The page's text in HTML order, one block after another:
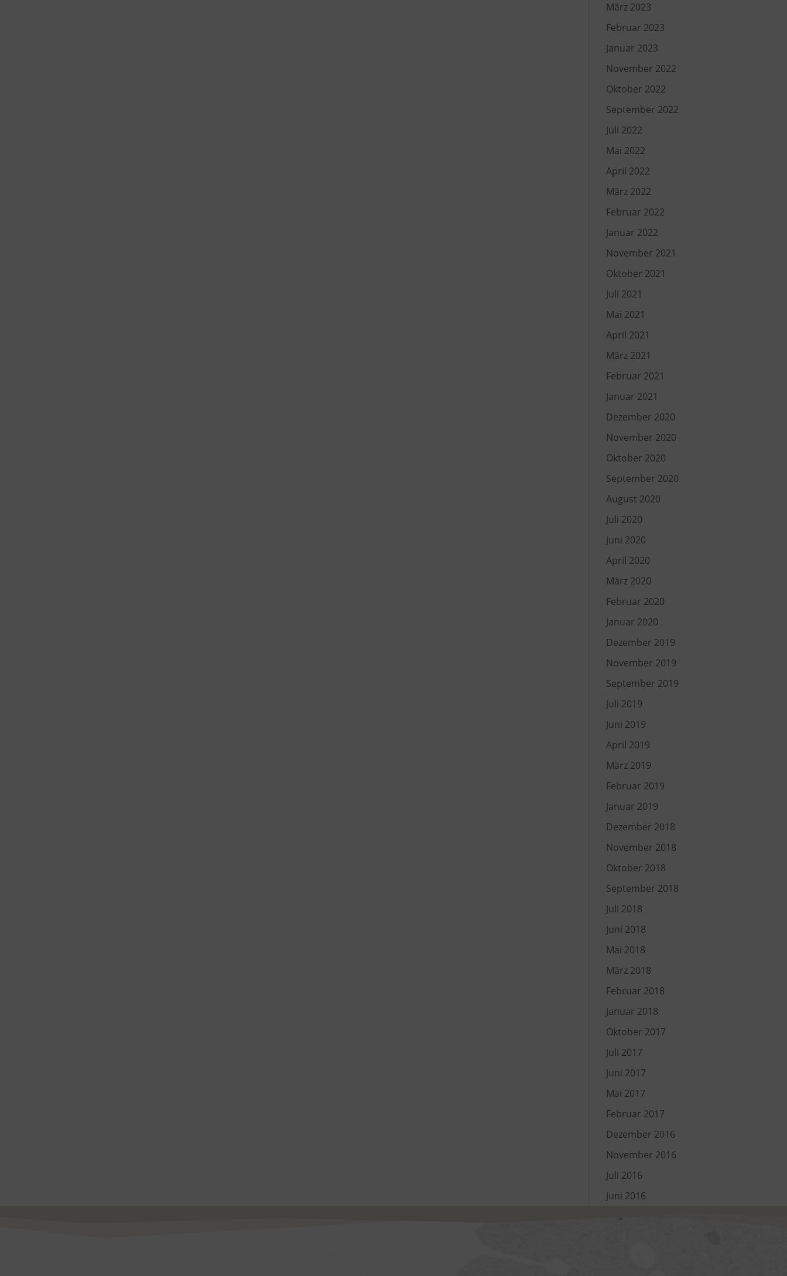
März 2023
Februar 2023
Januar 2023
November 2022
Oktober 2022
September 2022
Juli 2022
Mai 2022
April 2022
März 2022
Februar 2022
Januar 2022
November 2021
Oktober 2021
Juli 2021
Mai 2021
April 2021
März 2021
Februar 2021
Januar 2021
Dezember 2020
November 2020
Oktober 2020
September 2020
August 2020
Juli 2020
Juni 2020
April 2020
März 2020
Februar 2020
Januar 2020
Dezember 2019
November 2019
September 2019
Juli 2019
Juni 2019
April 2019
März 2019
Februar 2019
Januar 2019
Dezember 2018
November 2018
Oktober 2018
September 2018
Juli 2018
Juni 2018
Mai 2018
März 2018
Februar 2018
Januar 2018
Oktober 2017
Juli 2017
Juni 2017
Mai 2017
Februar 2017
Dezember 2016
November 2016
Juli 2016
Juni 2016